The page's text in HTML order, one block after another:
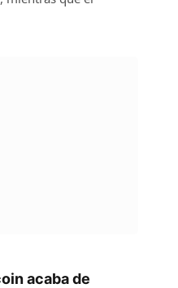
acaba de